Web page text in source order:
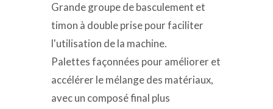
Grande groupe de basculement et
timon à double prise pour faciliter
l'utilisation de la machine.
Palettes façonnées pour améliorer et
accélérer le mélange des matériaux,
avec un composé final plus